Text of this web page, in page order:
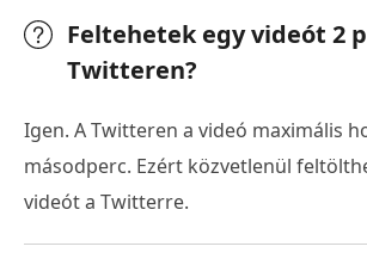
Feltehetek egy videót 2
Twitteren?
Igen. A Twitteren a videó maximális
másodperc. Ezért közvetlenül
videót a Twitterre.